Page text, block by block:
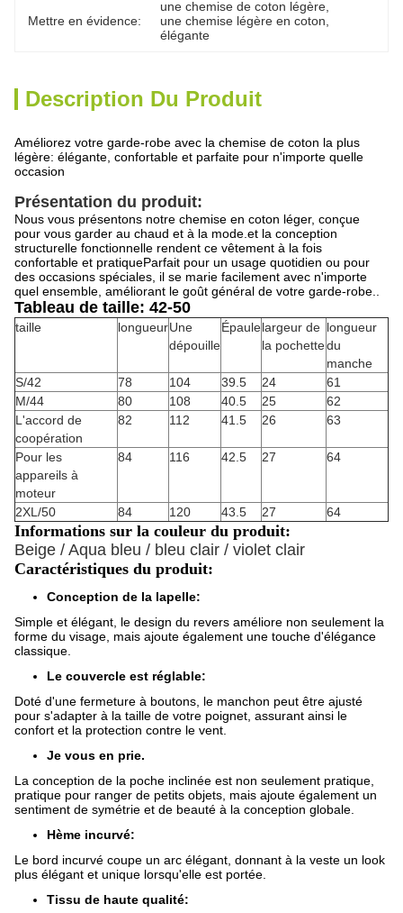
Mettre en évidence:
une chemise de coton légère
une chemise légère en coton
élégante
Description Du Produit
Améliorez votre garde-robe avec la chemise de coton la plus
légère: élégante, confortable et parfaite pour n'importe quelle
occasion
Présentation du produit:
Nous vous présentons notre chemise en coton léger, conçue
pour vous garder au chaud et à la mode.et la conception
structurelle fonctionnelle rendent ce vêtement à la fois
confortable et pratiqueParfait pour un usage quotidien ou pour
des occasions spéciales, il se marie facilement avec n'importe
quel ensemble, améliorant le goût général de votre garde-robe..
Tableau de taille: 42-50
taille longueurUne
dépouille
Épaulelargeur de
la pochette
longueur
du
manche
S/42
78 104 39.5 24
61
M/44
80 108 40.5 25
62
L'accord de
coopération
82 112 41.5 26 63
Pour les
appareils à
moteur
84 116 42.5 27 64
2XL/50 84 120 43.5 27 64
Informations sur la couleur du produit:
Beige / Aqua bleu / bleu clair / violet clair
Caractéristiques du produit:
Conception de la lapelle:
Simple et élégant, le design du revers améliore non seulement la
forme du visage, mais ajoute également une touche d'élégance
classique.
Le couvercle est réglable:
Doté d'une fermeture à boutons, le manchon peut être ajusté
pour s'adapter à la taille de votre poignet, assurant ainsi le
confort et la protection contre le vent.
Je vous en prie.
La conception de la poche inclinée est non seulement pratique,
pratique pour ranger de petits objets, mais ajoute également un
sentiment de symétrie et de beauté à la conception globale.
Hème incurvé:
Le bord incurvé coupe un arc élégant, donnant à la veste un look
plus élégant et unique lorsqu'elle est portée.
Tissu de haute qualité: